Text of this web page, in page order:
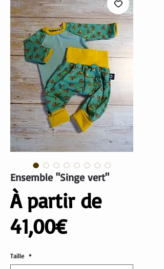
Ensemble "Singe vert"
À partir de
41,00€Prix
Taille *